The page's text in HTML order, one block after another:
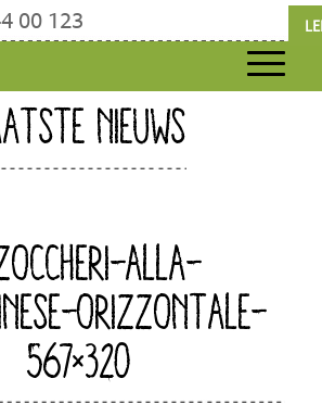
00 123
NIEUWS
ALLA-
ORIZZONTALE-
567×320